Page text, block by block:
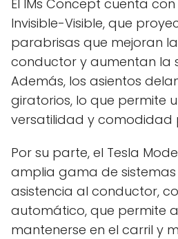
El IMs Concept cuenta
Invisible-Visible, que
parabrisas que mejoran
conductor y aumentan la
Además, los asientos
giratorios, lo que permite
versatilidad y comodidad
Por su parte, el Tesla
amplia gama de
asistencia al conductor,
automático, que permite
mantenerse en el carril y